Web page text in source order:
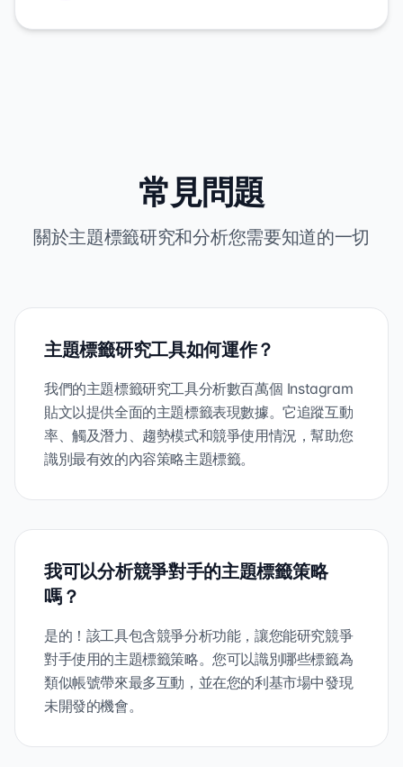
常見問題
關於主題標籤研究和分析您需要知道的一切
主題標籤研究工具如何運作？
我們的主題標籤研究工具分析數百萬個 Instagram
貼文以提供全面的主題標籤表現數據。它追蹤互動
率、觸及潛力、趨勢模式和競爭使用情況，幫助您
識別最有效的內容策略主題標籤。
我可以分析競爭對手的主題標籤策略
嗎？
是的！該工具包含競爭分析功能，讓您能研究競爭
對手使用的主題標籤策略。您可以識別哪些標籤為
類似帳號帶來最多互動，並在您的利基市場中發現
未開發的機會。